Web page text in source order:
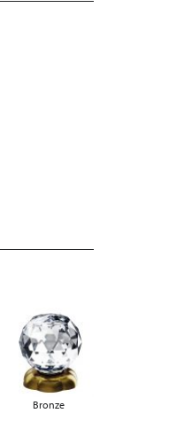
Bronze